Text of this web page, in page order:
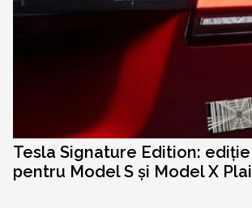
Tesla Signature Edition:
pentru Model S și Model X